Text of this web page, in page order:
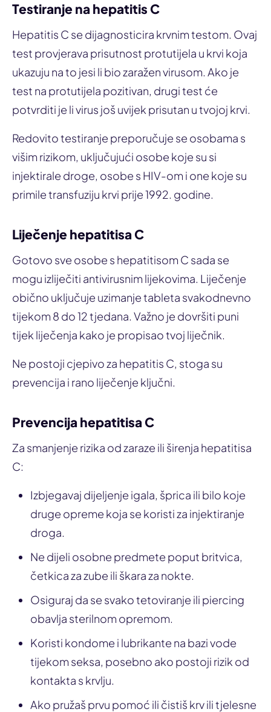
Testiranje na hepatitis C
Hepatitis C se dijagnosticira krvnim testom. Ovaj
test provjerava prisutnost protutijela u krvi koja
ukazuju na to jesi li bio zaražen virusom. Ako je
test na protutijela pozitivan, drugi test će
potvrditi je li virus još uvijek prisutan u tvojoj krvi.
Redovito testiranje preporučuje se osobama s
višim rizikom, uključujući osobe koje su si
injektirale droge, osobe s HIV-om i one koje su
primile transfuziju krvi prije 1992. godine.
Liječenje hepatitisa C
Gotovo sve osobe s hepatitisom C sada se
mogu izliječiti antivirusnim lijekovima. Liječenje
obično uključuje uzimanje tableta svakodnevno
tijekom 8 do 12 tjedana. Važno je dovršiti puni
tijek liječenja kako je propisao tvoj liječnik.
Ne postoji cjepivo za hepatitis C, stoga su
prevencija i rano liječenje ključni.
Prevencija hepatitisa C
Za smanjenje rizika od zaraze ili širenja hepatitisa
C:
Izbjegavaj dijeljenje igala, šprica ili bilo koje
druge opreme koja se koristi za injektiranje
droga.
Ne dijeli osobne predmete poput britvica,
četkica za zube ili škara za nokte.
Osiguraj da se svako tetoviranje ili piercing
obavlja sterilnom opremom.
Koristi kondome i lubrikante na bazi vode
tijekom seksa, posebno ako postoji rizik od
kontakta s krvlju.
Ako pružaš prvu pomoć ili čistiš krv ili tjelesne